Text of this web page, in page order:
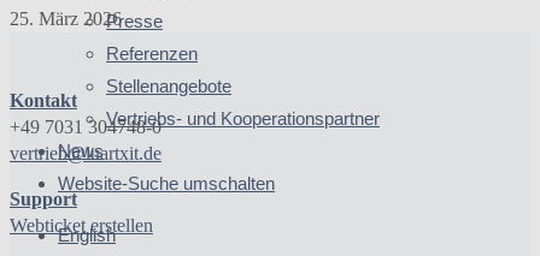
Presse
Referenzen
Stellenangebote
Vertriebs- und Kooperationspartner
News
Website-Suche umschalten
English
25. März 2026
Kontakt
+49 7031 304748-0
vertrieb@luartxit.de
Support
Webticket erstellen